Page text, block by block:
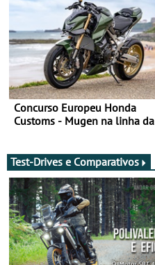
Concurso Europeu Honda
Customs - Mugen na linha da
Test-Drives e Comparativos